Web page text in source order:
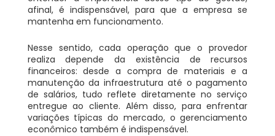
afinal, é indispensável, para que a empresa se
mantenha em funcionamento.
Nesse sentido, cada operação que o provedor
realiza depende da existência de recursos
financeiros: desde a compra de materiais e a
manutenção da infraestrutura até o pagamento
de salários, tudo reflete diretamente no serviço
entregue ao cliente. Além disso, para enfrentar
variações típicas do mercado, o gerenciamento
econômico também é indispensável.